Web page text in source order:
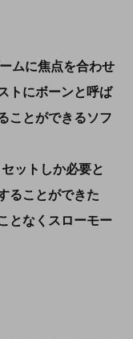
ムに焦点を合わせ
トにボーンと呼ば
ことができるソフ
ットしか必要と
ることができた
となくスローモー